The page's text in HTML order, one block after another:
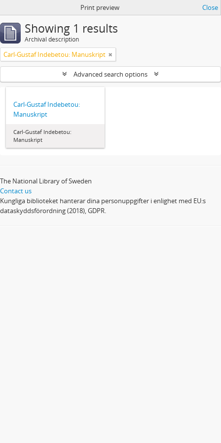
Print preview Close
Showing 1 results
Archival description
Carl-Gustaf Indebetou: Manuskript
Advanced search options
Carl-Gustaf Indebetou:
Manuskript
Carl-Gustaf Indebetou:
Manuskript
The National Library of Sweden
Contact us
Kungliga biblioteket hanterar dina personuppgifter i enlighet med EU:s
dataskyddsförordning (2018), GDPR.